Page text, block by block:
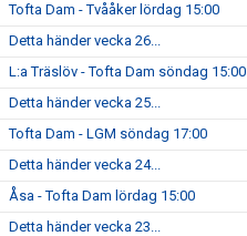
Tofta Dam - Tvååker lördag 15:00
Detta händer vecka 26...
L:a Träslöv - Tofta Dam söndag 15:00
Detta händer vecka 25...
Tofta Dam - LGM söndag 17:00
Detta händer vecka 24...
Åsa - Tofta Dam lördag 15:00
Detta händer vecka 23...